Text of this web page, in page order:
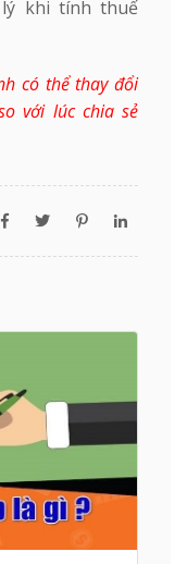
khi tính thuế
có thể thay đổi
với lúc chia sẻ